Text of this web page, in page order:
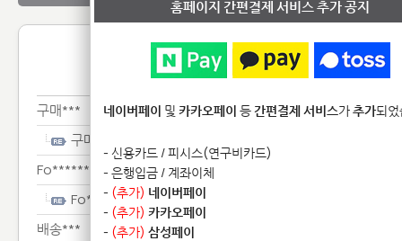
1:1 문
구매***
구매***
Fo********************
Fo********************
배송***
홈페이지 간편결제 서비스 추가 공지
네이버페이 및 카카오페이 등간편결제 서비스가추가되
- 신용카드 / 피시스(연구비카드)
- 은행입금 / 계좌이체
- (추가) 네이버페이
- (추가) 카카오페이
- (추가) 삼성페이